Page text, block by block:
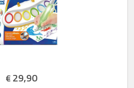
€29,90